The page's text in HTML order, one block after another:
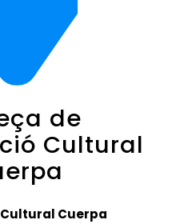
de
Cultural
Cuerpa